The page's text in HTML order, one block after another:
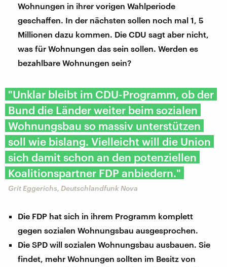
Wohnungen in ihrer vorigen Wahlperiode
geschaffen. In der nächsten sollen noch mal 1, 5
Millionen dazu kommen. Die CDU sagt aber nicht,
was für Wohnungen das sein sollen. Werden es
bezahlbare Wohnungen sein?
"Unklar bleibt im CDU-Programm, ob der
Bund die Länder weiter beim sozialen
Wohnungsbau so massiv unterstützen
soll wie bislang. Vielleicht will die Union
sich damit schon an den potenziellen
Koalitionspartner FDP anbiedern."
Grit Eggerichs, Deutschlandfunk Nova
Die FDP hat sich in ihrem Programm komplett
gegen sozialen Wohnungsbau ausgesprochen.
Die SPD will sozialen Wohnungsbau ausbauen. Sie
findet, mehr Wohnungen sollten im Besitz von